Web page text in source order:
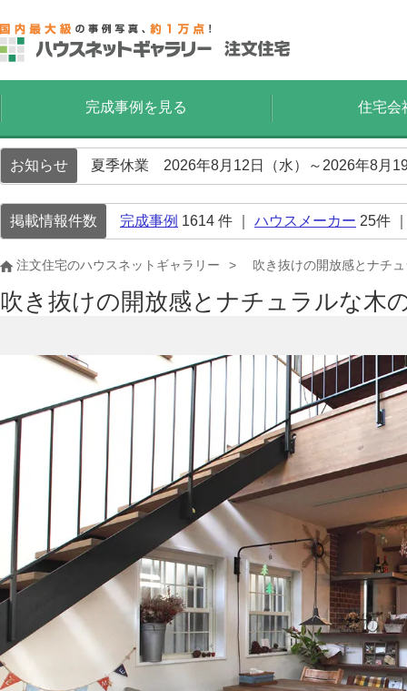
完成事例を見る 住宅会
お知らせ 夏季休業 2026年8月12日（水）～2026年8月
掲載情報件数 完成事例 1614 件 ｜ ハウスメーカー 25件
注文住宅のハウスネットギャラリー 吹き抜けの開放感とナチ
吹き抜けの開放感とナチュラルな木